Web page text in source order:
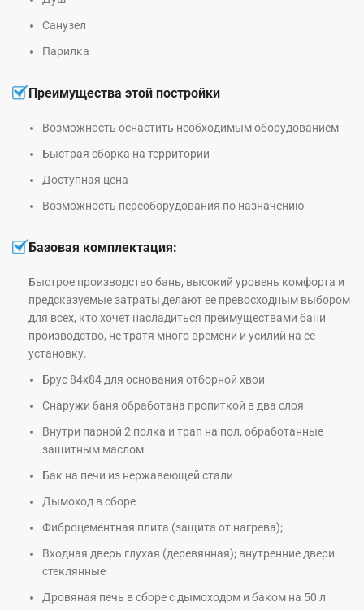
Санузел
Парилка
Преимущества этой постройки
Возможность оснастить необходимым оборудованием
Быстрая сборка на территории
Доступная цена
Возможность переоборудования по назначению
Базовая комплектация:
Быстрое производство бань, высокий уровень комфорта и
предсказуемые затраты делают ее превосходным выбором
для всех, кто хочет насладиться преимуществами бани
производство, не тратя много времени и усилий на ее
установку.
Брус 84х84 для основания отборной хвои
Снаружи баня обработана пропиткой в два слоя
Внутри парной 2 полка и трап на пол, обработанные
защитным маслом
Бак на печи из нержавеющей стали
Дымоход в сборе
Фиброцементная плита (защита от нагрева);
Входная дверь глухая (деревянная); внутренние двери
стеклянные
Дровяная печь в сборе с дымоходом и баком на 50 л